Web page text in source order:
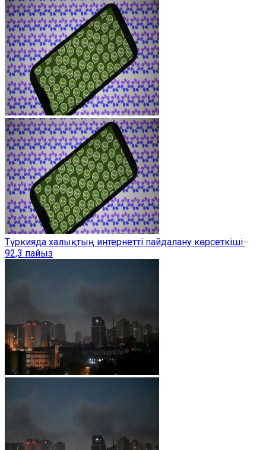
Түркияда халықтың интернетті пайдалану көрсеткіші ̶
92,3 пайыз